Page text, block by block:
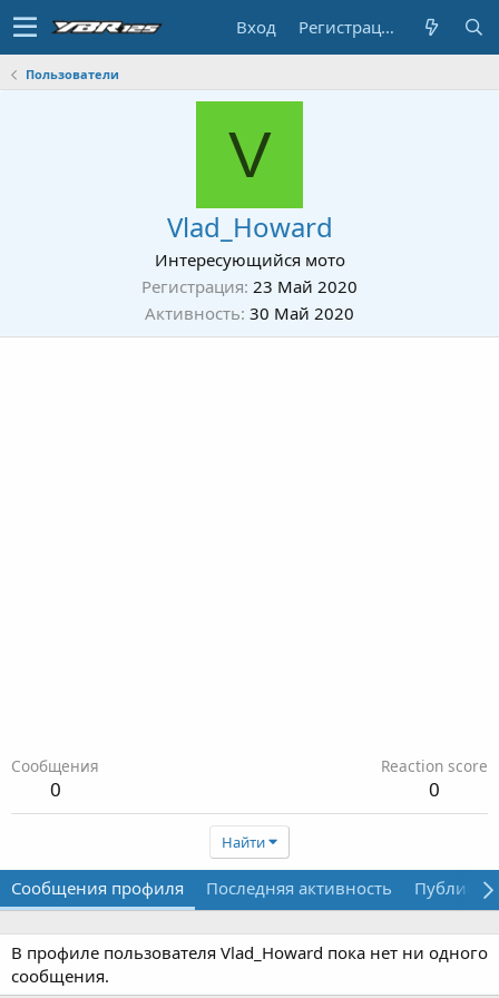
Вход Регистрация
Пользователи
V
Vlad_Howard
Интересующийся мото
Регистрация 23 Май 2020
Активность 30 Май 2020
Сообщения
0
Reaction score
0
Найти
Сообщения профиля Последняя активность
В профиле пользователя Vlad_Howard пока нет ни одного
сообщения.